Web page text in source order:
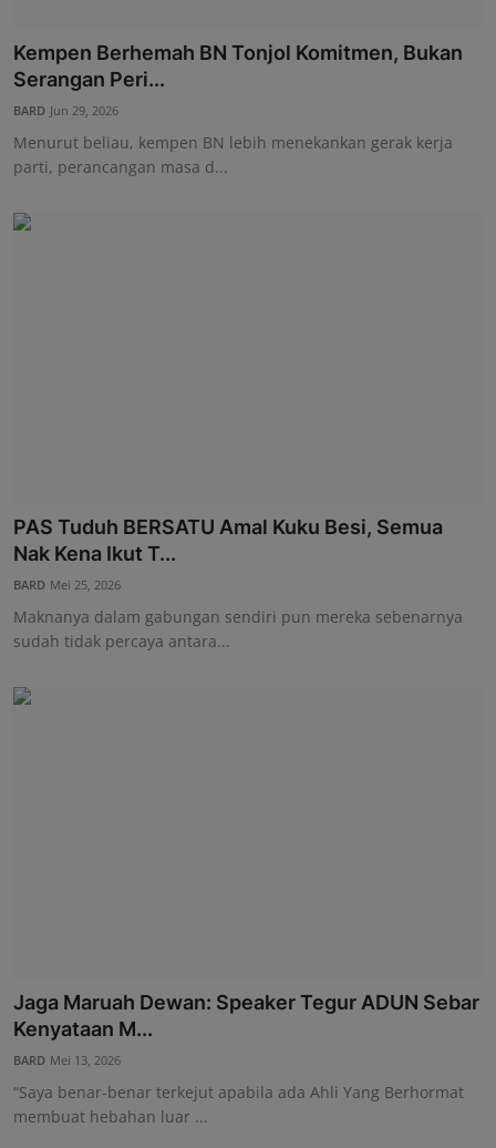
Kempen Berhemah BN Tonjol Komitmen, Bukan
Serangan Peri...
BARD Jun 29, 2026
Menurut beliau, kempen BN lebih menekankan gerak kerja
parti, perancangan masa d...
PAS Tuduh BERSATU Amal Kuku Besi, Semua
Nak Kena Ikut T...
BARD Mei 25, 2026
Maknanya dalam gabungan sendiri pun mereka sebenarnya
sudah tidak percaya antara...
Jaga Maruah Dewan: Speaker Tegur ADUN Sebar
Kenyataan M...
BARD Mei 13, 2026
“Saya benar-benar terkejut apabila ada Ahli Yang Berhormat
membuat hebahan luar ...